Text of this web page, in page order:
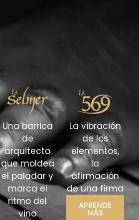
Una barrica
de
arquitecto
que moldea
el paladar y
marca el
ritmo del
vino
La vibración
de los
elementos,
la
afirmación
de una firma
APRENDE
MÁS